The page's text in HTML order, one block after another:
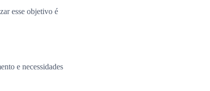
esse objetivo é
e necessidades